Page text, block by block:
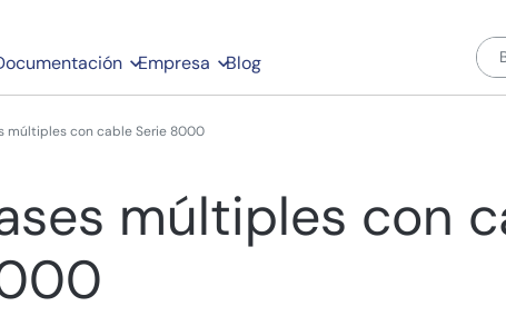
Empresa Blog
múltiples con cable Serie 8000
múltiples con